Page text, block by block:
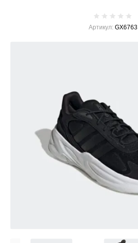
Артикул:GX6763